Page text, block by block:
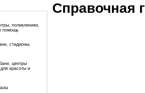
поликлиники,
помощь
стадионы,
центры
красоты и
Справочная